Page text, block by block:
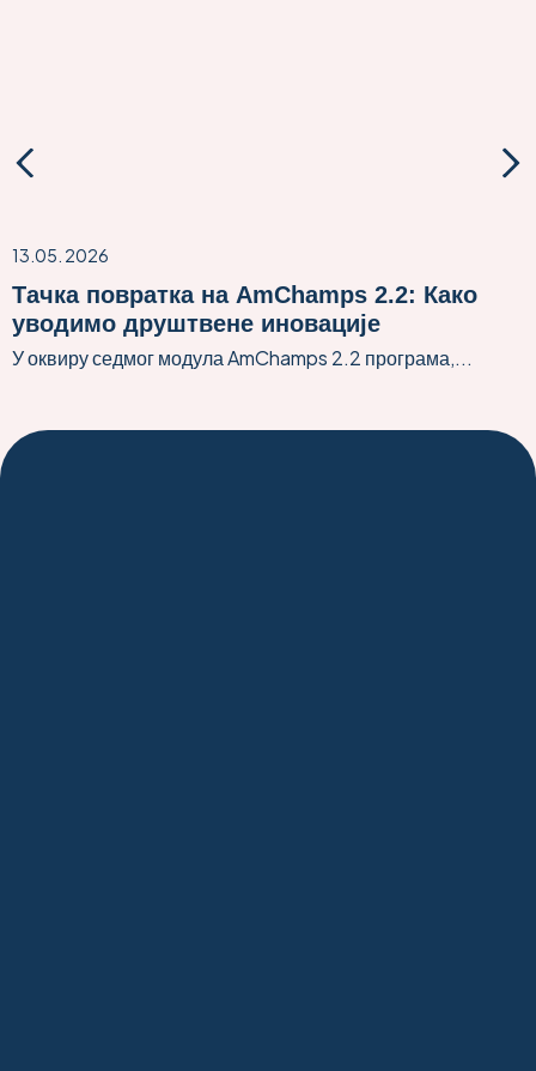
13.05. 2026
Тачка повратка на AmChamps 2.2: Како
уводимо друштвене иновације
У оквиру седмог модула AmChamps 2.2 програма,...